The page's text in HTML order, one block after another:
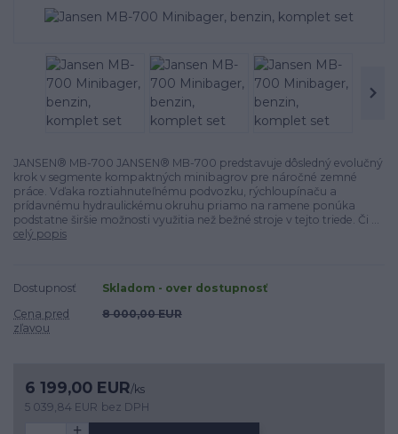
JANSEN® MB-700 JANSEN® MB-700 predstavuje dôsledný evolučný
krok v segmente kompaktných minibagrov pre náročné zemné
práce. Vďaka roztiahnuteľnému podvozku, rýchloupínaču a
prídavnému hydraulickému okruhu priamo na ramene ponúka
podstatne širšie možnosti využitia než bežné stroje v tejto triede. Či ...
celý popis
Dostupnosť
Skladom - over dostupnosť
Cena pred
zľavou
8 000,00 EUR
6 199,00 EUR/ks
5 039,84 EUR bez DPH